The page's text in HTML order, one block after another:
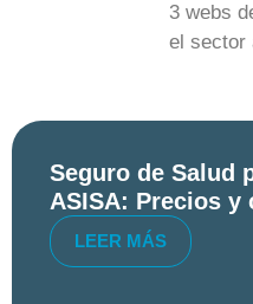
3 webs
el sector
Seguro de Salud
ASISA: Precios y
LEER MÁS